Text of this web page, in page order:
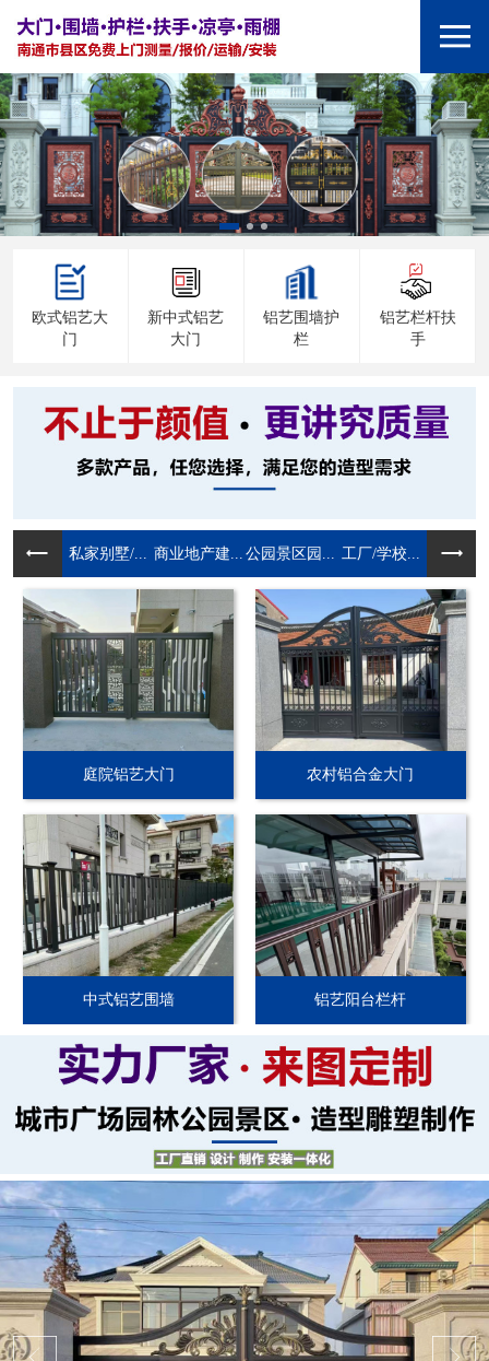
欧式铝艺大
门
新中式铝艺
大门
铝艺围墙护
栏
铝艺栏杆扶
手
私家别墅/... 商业地产建... 公园景区园... 工厂/学校...
庭院铝艺大门 农村铝合金大门
中式铝艺围墙 铝艺阳台栏杆